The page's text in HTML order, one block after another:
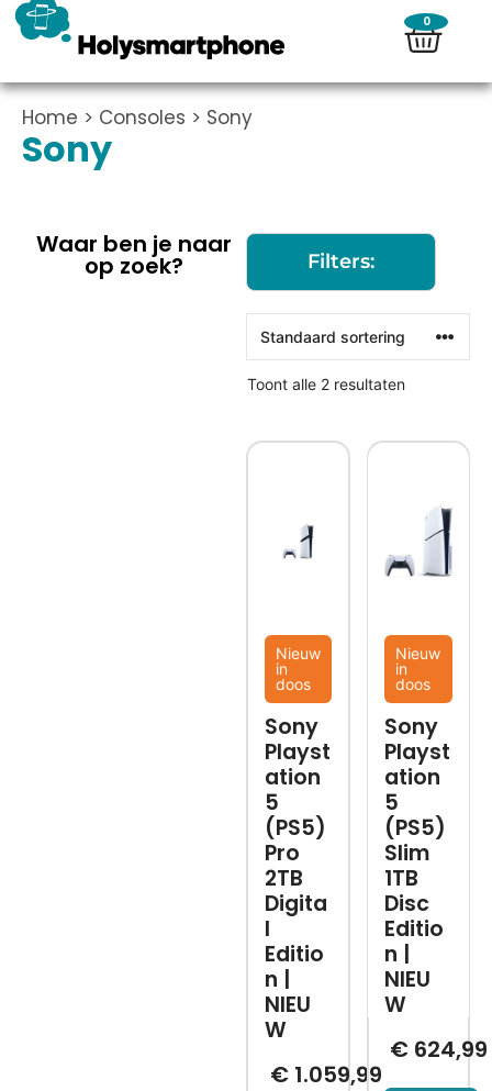
0
Home > Consoles > Sony
Sony
Waar ben je naar
op zoek? Filters:
Toont alle 2 resultaten
Nieuw
in
doos
Sony
Playst
ation
5
(PS5)
Pro
2TB
Digita
l
Editio
n |
NIEU
W
€1.059,99
Nieuw
in
doos
Sony
Playst
ation
5
(PS5)
Slim
1TB
Disc
Editio
n |
NIEU
W
€ 624,99